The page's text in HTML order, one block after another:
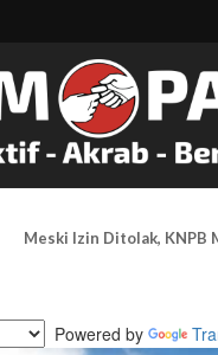
Meski Izin Ditolak, KNPB
Powered by